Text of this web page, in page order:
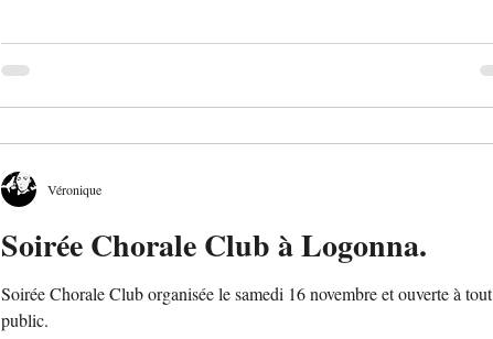
Soirée Chorale Club à Logonna.
Soirée Chorale Club organisée le samedi 16 novembre et ouverte à tout
public.
Véronique